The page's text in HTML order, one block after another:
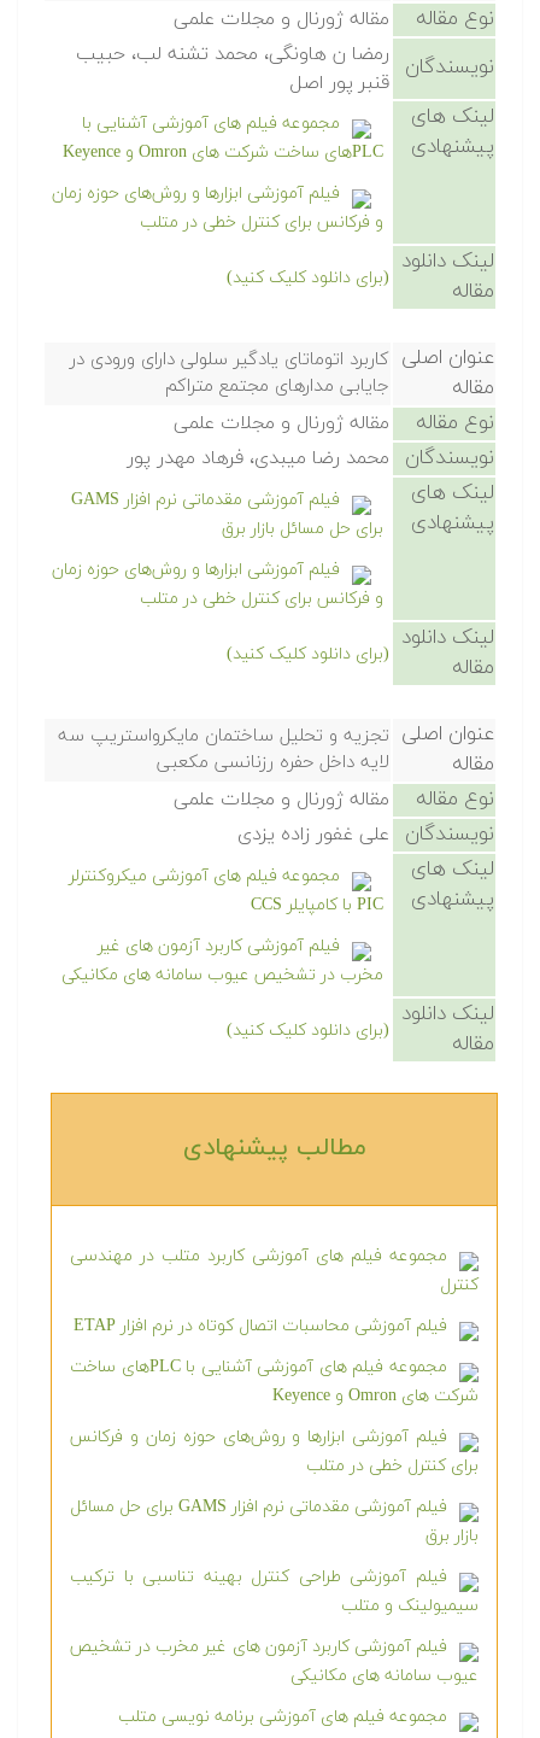
نوع مقاله مقاله ژورنال و مجلات علمی
نویسندگان
رمضا ن هاونگی، محمد تشنه لب، حبیب
قنبر پور اصل
لینک های
پیشنهادی
مجموعه فیلم های آموزشی آشنایی با
PLCهای ساخت شرکت های Omron و Keyence
فیلم آموزشی ابزارها و روش‌های حوزه زمان
و فرکانس برای کنترل خطی در متلب
لینک دانلود
مقاله
(برای دانلود کلیک کنید)
عنوان اصلی
مقاله
کاربرد اتوماتای یادگیر سلولی دارای ورودی در
جایابی مدارهای مجتمع متراکم
نوع مقاله مقاله ژورنال و مجلات علمی
نویسندگان محمد رضا میبدی، فرهاد مهدر پور
لینک های
پیشنهادی
فیلم آموزشی مقدماتی نرم افزار GAMS
برای حل مسائل بازار برق
فیلم آموزشی ابزارها و روش‌های حوزه زمان
و فرکانس برای کنترل خطی در متلب
لینک دانلود
مقاله
(برای دانلود کلیک کنید)
عنوان اصلی
مقاله
تجزیه و تحلیل ساختمان مایکرواستریپ سه
لایه داخل حفره رزنانسی مکعبی
نوع مقاله مقاله ژورنال و مجلات علمی
نویسندگان علی غفور زاده یزدی
لینک های
پیشنهادی
مجموعه فیلم های آموزشی میکروکنترلر
PIC با کامپایلر CCS
فیلم آموزشی کاربرد آزمون های غیر
مخرب در تشخیص عیوب سامانه های مکانیکی
لینک دانلود
مقاله
(برای دانلود کلیک کنید)
مطالب پیشنهادی‎
مجموعه فیلم های آموزشی کاربرد متلب در مهندسی
کنترل
فیلم آموزشی محاسبات اتصال کوتاه در نرم افزار ETAP
مجموعه فیلم های آموزشی آشنایی با PLCهای ساخت
شرکت های Omron و Keyence
فیلم آموزشی ابزارها و روش‌های حوزه زمان و فرکانس
برای کنترل خطی در متلب
فیلم آموزشی مقدماتی نرم افزار GAMS برای حل مسائل
بازار برق
فیلم آموزشی طراحی کنترل بهینه تناسبی با ترکیب
سیمیولینک و متلب
فیلم آموزشی کاربرد آزمون های غیر مخرب در تشخیص
عیوب سامانه های مکانیکی
مجموعه فیلم های آموزشی برنامه نویسی متلب